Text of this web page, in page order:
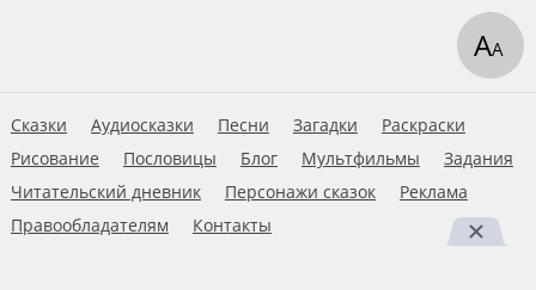
Сказки Аудиосказки Песни Загадки
Раскраски
Рисование
Пословицы Блог Мультфильмы
Задания
Читательский дневник
Персонажи сказок
Реклама
Правообладателям
Контакты
АА